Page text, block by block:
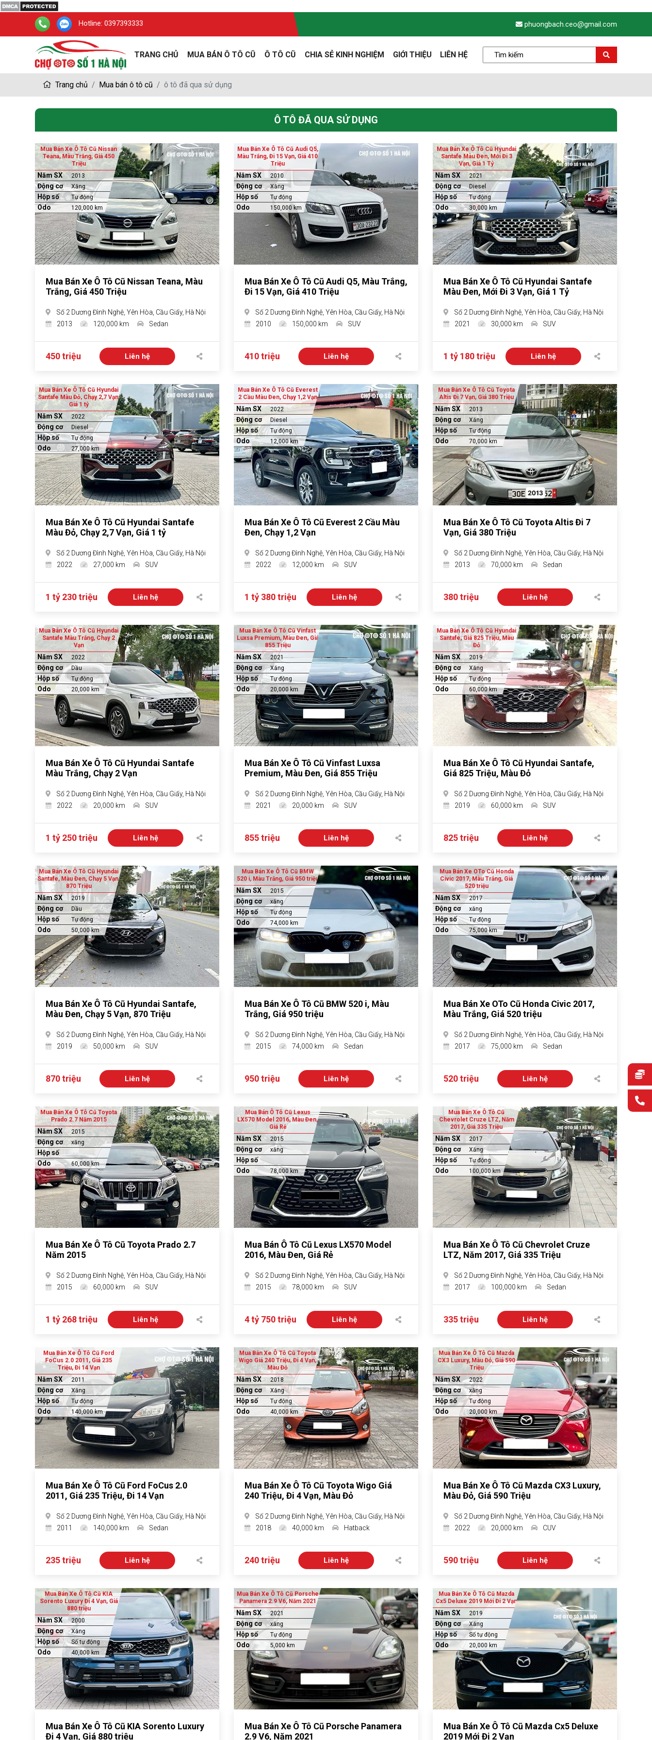
Hotline: 0397393333 phuongbach.ceo@gmail.com
TRANG CHỦ MUA BÁN Ô TÔ CŨ Ô TÔ CŨ CHIA SẺ KINH NGHIỆM GIỚI THIỆU LIÊN HỆ
Trang chủ Mua bán ô tô cũ ô tô đã qua sử dụng
Ô TÔ ĐÃ QUA SỬ DỤNG
Mua Bán Xe Ô Tô Cũ Nissan
Teana, Màu Trắng, Giá 450
Triệu
Năm SX 2013
Động cơ Xăng
Hộp số Tự động
Odo 120,000 km
Mua Bán Xe Ô Tô Cũ Nissan Teana, Màu
Trắng, Giá 450 Triệu
Số 2 Dương Đình Nghệ, Yên Hòa, Cầu Giấy, Hà Nội
2013
120,000 km Sedan
450 triệu Liên hệ
Mua Bán Xe Ô Tô Cũ Audi Q5,
Màu Trắng, Đi 15 Vạn, Giá 410
Triệu
Năm SX 2010
Động cơ Xăng
Hộp số Tự động
Odo 150,000 km
Mua Bán Xe Ô Tô Cũ Audi Q5, Màu Trắng,
Đi 15 Vạn, Giá 410 Triệu
Số 2 Dương Đình Nghệ, Yên Hòa, Cầu Giấy, Hà Nội
2010
150,000 km SUV
410 triệu Liên hệ
Mua Bán Xe Ô Tô Cũ Hyundai
Santafe Màu Đen, Mới Đi 3
Vạn, Giá 1 Tỷ
Năm SX 2021
Động cơ Diesel
Hộp số Tự động
Odo 30,000 km
Mua Bán Xe Ô Tô Cũ Hyundai Santafe
Màu Đen, Mới Đi 3 Vạn, Giá 1 Tỷ
Số 2 Dương Đình Nghệ, Yên Hòa, Cầu Giấy, Hà Nội
2021
30,000 km SUV
1 tỷ 180 triệu Liên hệ
Mua Bán Xe Ô Tô Cũ Hyundai
Santafe Màu Đỏ, Chạy 2,7 Vạn,
Giá 1 tỷ
Năm SX 2022
Động cơ Diesel
Hộp số Tự động
Odo 27,000 km
Mua Bán Xe Ô Tô Cũ Hyundai Santafe
Màu Đỏ, Chạy 2,7 Vạn, Giá 1 tỷ
Số 2 Dương Đình Nghệ, Yên Hòa, Cầu Giấy, Hà Nội
2022
27,000 km SUV
1 tỷ 230 triệu Liên hệ
Mua Bán Xe Ô Tô Cũ Everest
2 Cầu Màu Đen, Chạy 1,2 Vạn
Năm SX 2022
Động cơ Diesel
Hộp số Tự động
Odo 12,000 km
Mua Bán Xe Ô Tô Cũ Everest 2 Cầu Màu
Đen, Chạy 1,2 Vạn
Số 2 Dương Đình Nghệ, Yên Hòa, Cầu Giấy, Hà Nội
2022
12,000 km SUV
1 tỷ 380 triệu Liên hệ
Mua Bán Xe Ô Tô Cũ Toyota
Altis Đi 7 Vạn, Giá 380 Triệu
Năm SX 2013
Động cơ Xăng
Hộp số Tự động
Odo 70,000 km
Mua Bán Xe Ô Tô Cũ Toyota Altis Đi 7
Vạn, Giá 380 Triệu
Số 2 Dương Đình Nghệ, Yên Hòa, Cầu Giấy, Hà Nội
2013
70,000 km Sedan
380 triệu Liên hệ
Mua Bán Xe Ô Tô Cũ Hyundai
Santafe Màu Trắng, Chạy 2
Vạn
Năm SX 2022
Động cơ Dầu
Hộp số Tự động
Odo 20,000 km
Mua Bán Xe Ô Tô Cũ Hyundai Santafe
Màu Trắng, Chạy 2 Vạn
Số 2 Dương Đình Nghệ, Yên Hòa, Cầu Giấy, Hà Nội
2022
20,000 km SUV
1 tỷ 250 triệu Liên hệ
Mua Bán Xe Ô Tô Cũ Vinfast
Luxsa Premium, Màu Đen, Giá
855 Triệu
Năm SX 2021
Động cơ Xăng
Hộp số Tự động
Odo 20,000 km
Mua Bán Xe Ô Tô Cũ Vinfast Luxsa
Premium, Màu Đen, Giá 855 Triệu
Số 2 Dương Đình Nghệ, Yên Hòa, Cầu Giấy, Hà Nội
2021
20,000 km SUV
855 triệu Liên hệ
Mua Bán Xe Ô Tô Cũ Hyundai
Santafe, Giá 825 Triệu, Màu
Đỏ
Năm SX 2019
Động cơ Xăng
Hộp số Tự động
Odo 60,000 km
Mua Bán Xe Ô Tô Cũ Hyundai Santafe,
Giá 825 Triệu, Màu Đỏ
Số 2 Dương Đình Nghệ, Yên Hòa, Cầu Giấy, Hà Nội
2019
60,000 km SUV
825 triệu Liên hệ
Mua Bán Xe Ô Tô Cũ Hyundai
Santafe, Màu Đen, Chạy 5 Vạn,
870 Triệu
Năm SX 2019
Động cơ Dầu
Hộp số Tự động
Odo 50,000 km
Mua Bán Xe Ô Tô Cũ Hyundai Santafe,
Màu Đen, Chạy 5 Vạn, 870 Triệu
Số 2 Dương Đình Nghệ, Yên Hòa, Cầu Giấy, Hà Nội
2019
50,000 km SUV
870 triệu Liên hệ
Mua Bán Xe Ô Tô Cũ BMW
520 i, Màu Trắng, Giá 950 triệu
Năm SX 2015
Động cơ xăng
Hộp số Tự động
Odo 74,000 km
Mua Bán Xe Ô Tô Cũ BMW 520 i, Màu
Trắng, Giá 950 triệu
Số 2 Dương Đình Nghệ, Yên Hòa, Cầu Giấy, Hà Nội
2015
74,000 km Sedan
950 triệu Liên hệ
Mua Bán Xe OTo Cũ Honda
Civic 2017, Màu Trắng, Giá
520 triệu
Năm SX 2017
Động cơ xăng
Hộp số Tự động
Odo 75,000 km
Mua Bán Xe OTo Cũ Honda Civic 2017,
Màu Trắng, Giá 520 triệu
Số 2 Dương Đình Nghệ, Yên Hòa, Cầu Giấy, Hà Nội
2017
75,000 km Sedan
520 triệu Liên hệ
Mua Bán Xe Ô Tô Cũ Toyota
Prado 2.7 Năm 2015
Năm SX 2015
Động cơ xăng
Hộp số
Odo
60,000 km
Mua Bán Xe Ô Tô Cũ Toyota Prado 2.7
Năm 2015
Số 2 Dương Đình Nghệ, Yên Hòa, Cầu Giấy, Hà Nội
2015
60,000 km SUV
1 tỷ 268 triệu Liên hệ
Mua Bán Ô Tô Cũ Lexus
LX570 Model 2016, Màu Đen,
Giá Rẻ
Năm SX 2015
Động cơ xăng
Hộp số
Odo
78,000 km
Mua Bán Ô Tô Cũ Lexus LX570 Model
2016, Màu Đen, Giá Rẻ
Số 2 Dương Đình Nghệ, Yên Hòa, Cầu Giấy, Hà Nội
2015
78,000 km SUV
4 tỷ 750 triệu Liên hệ
Mua Bán Xe Ô Tô Cũ
Chevrolet Cruze LTZ, Năm
2017, Giá 335 Triệu
Năm SX 2017
Động cơ Xăng
Hộp số Tự động
Odo 100,000 km
Mua Bán Xe Ô Tô Cũ Chevrolet Cruze
LTZ, Năm 2017, Giá 335 Triệu
Số 2 Dương Đình Nghệ, Yên Hòa, Cầu Giấy, Hà Nội
2017
100,000 km Sedan
335 triệu Liên hệ
Mua Bán Xe Ô Tô Cũ Ford
FoCus 2.0 2011, Giá 235
Triệu, Đi 14 Vạn
Năm SX 2011
Động cơ Xăng
Hộp số Tự động
Odo 140,000 km
Mua Bán Xe Ô Tô Cũ Ford FoCus 2.0
2011, Giá 235 Triệu, Đi 14 Vạn
Số 2 Dương Đình Nghệ, Yên Hòa, Cầu Giấy, Hà Nội
2011
140,000 km Sedan
235 triệu Liên hệ
Mua Bán Xe Ô Tô Cũ Toyota
Wigo Giá 240 Triệu, Đi 4 Vạn,
Màu Đỏ
Năm SX 2018
Động cơ Xăng
Hộp số Tự động
Odo 40,000 km
Mua Bán Xe Ô Tô Cũ Toyota Wigo Giá
240 Triệu, Đi 4 Vạn, Màu Đỏ
Số 2 Dương Đình Nghệ, Yên Hòa, Cầu Giấy, Hà Nội
2018
40,000 km Hatback
240 triệu Liên hệ
Mua Bán Xe Ô Tô Cũ Mazda
CX3 Luxury, Màu Đỏ, Giá 590
Triệu
Năm SX 2022
Động cơ xăng
Hộp số Tự động
Odo 20,000 km
Mua Bán Xe Ô Tô Cũ Mazda CX3 Luxury,
Màu Đỏ, Giá 590 Triệu
Số 2 Dương Đình Nghệ, Yên Hòa, Cầu Giấy, Hà Nội
2022
20,000 km CUV
590 triệu Liên hệ
Mua Bán Xe Ô Tô Cũ KIA
Sorento Luxury Đi 4 Vạn, Giá
880 triệu
Năm SX 2000
Động cơ Xăng
Hộp số Số tự động
Odo 40,000 km
Mua Bán Xe Ô Tô Cũ KIA Sorento Luxury
Đi 4 Vạn, Giá 880 triệu
Mua Bán Xe Ô Tô Cũ Porsche
Panamera 2.9 V6, Năm 2021
Năm SX 2021
Động cơ xăng
Hộp số Tự động
Odo 5,000 km
Mua Bán Xe Ô Tô Cũ Porsche Panamera
2.9 V6, Năm 2021
Mua Bán Xe Ô Tô Cũ Mazda
Cx5 Deluxe 2019 Mới Đi 2 Vạn
Năm SX 2019
Động cơ Xăng
Hộp số Số tự động
Odo 20,000 km
Mua Bán Xe Ô Tô Cũ Mazda Cx5 Deluxe
2019 Mới Đi 2 Vạn